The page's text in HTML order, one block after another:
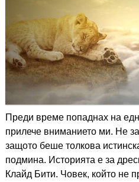
Преди време попаднах на
прилече вниманието ми. Не
защото беше толкова
подмина. Историята е за
Клайд Бити. Човек, който не